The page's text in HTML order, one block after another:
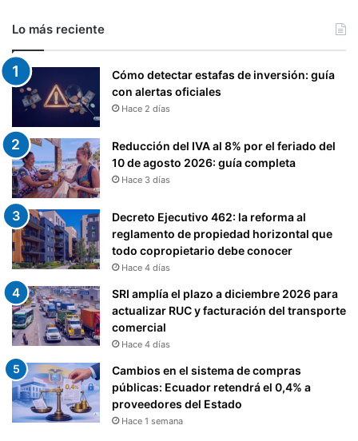
Lo más reciente
Cómo detectar estafas de inversión: guía
con alertas oficiales
Hace 2 días
Reducción del IVA al 8% por el feriado del
10 de agosto 2026: guía completa
Hace 3 días
Decreto Ejecutivo 462: la reforma al
reglamento de propiedad horizontal que
todo copropietario debe conocer
Hace 4 días
SRI amplía el plazo a diciembre 2026 para
actualizar RUC y facturación del transporte
comercial
Hace 4 días
Cambios en el sistema de compras
públicas: Ecuador retendrá el 0,4% a
proveedores del Estado
Hace 1 semana